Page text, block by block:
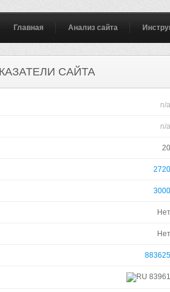
Главная Анализ сайта
САЙТА
n/a
n/a
20
2720
3000
Нет
Нет
883625
83961